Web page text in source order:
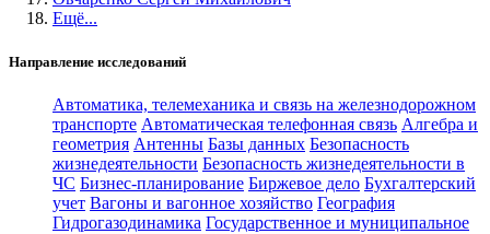
Ещё...
Направление исследований
Автоматика, телемеханика и связь на железнодорожном
транспорте Автоматическая телефонная связь Алгебра и
геометрия Антенны Базы данных Безопасность
жизнедеятельности Безопасность жизнедеятельности в
ЧС Бизнес-планирование Биржевое дело Бухгалтерский
учет Вагоны и вагонное хозяйство География
Гидрогазодинамика Государственное и муниципальное